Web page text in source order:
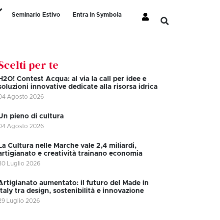
Seminario Estivo
Entra in Symbola
per te
H2O! Contest Acqua: al via la call per idee e
innovative dedicate alla risorsa idrica
Agosto 2026
pieno di cultura
Agosto 2026
La Cultura nelle Marche vale 2,4 miliardi,
e creatività trainano economia
Luglio 2026
aumentato: il futuro del Made in
Italy tra design, sostenibilità e innovazione
Luglio 2026